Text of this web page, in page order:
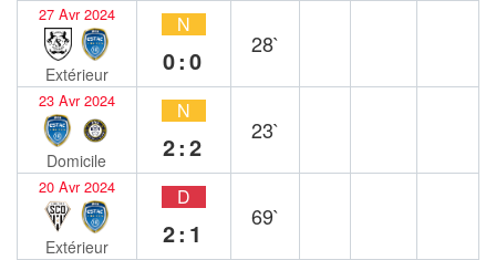
27 Avr 2024
Extérieur
N
0:0
28`
23 Avr 2024
Domicile
N
2:2
23`
20 Avr 2024
Extérieur
D
2:1
69`